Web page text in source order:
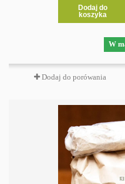
Dodaj do
koszyka
W
Dodaj do porówania